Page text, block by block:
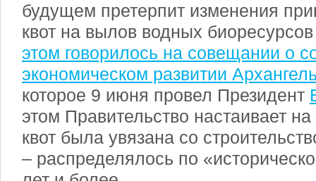
будущем претерпит изменения
квот на вылов водных
этом говорилось на совещании о
экономическом развитии
которое 9 июня провел Президент
этом Правительство настаивает
квот была увязана со
– распределялось по